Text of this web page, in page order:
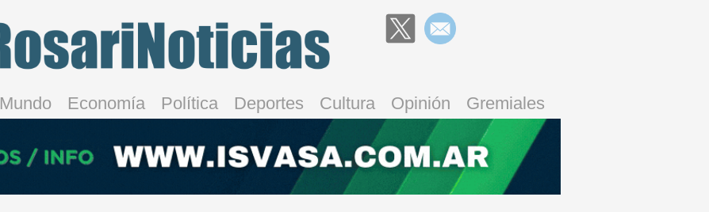
Mundo Economía Política Deportes Cultura Opinión Gremiales